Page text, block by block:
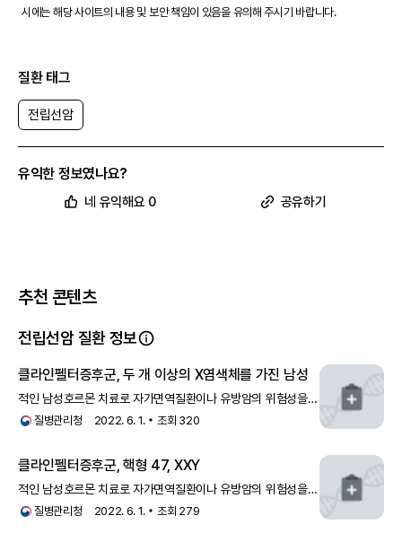
시에는 해당 사이트의 내용 및 보안 책임이 있음을 유의해 주시기 바랍니다.
질환 태그
전립선암
유익한 정보였나요?
네 유익해요 0 공유하기
추천 콘텐츠
전립선암 질환 정보
클라인펠터증후군, 두 개 이상의 X염색체를 가진 남성
적인 남성호르몬 치료로 자가면역질환이나 유방암의 위험성을
줄일 가능성도 있습니다. 그러나 남성호르몬 치료로 전립선암의
질병관리청 2022. 6. 1. 조회 320
클라인펠터증후군, 핵형 47, XXY
적인 남성호르몬 치료로 자가면역질환이나 유방암의 위험성을
줄일 가능성도 있습니다. 그러나 남성호르몬 치료로 전립선암의
질병관리청 2022. 6. 1. 조회 279